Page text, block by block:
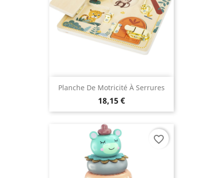
Planche De Motricité À Serrures
18,15 €
favorite_border